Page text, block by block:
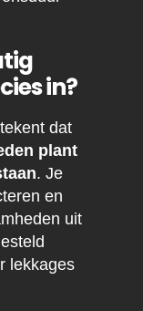
in?
dat
plant
. Je
en
uit
lekkages